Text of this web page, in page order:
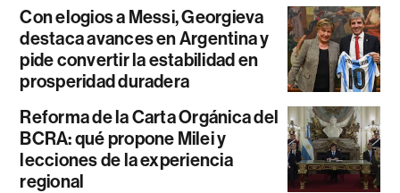
Con elogios a Messi, Georgieva
destaca avances en Argentina y
pide convertir la estabilidad en
prosperidad duradera
Reforma de la Carta Orgánica del
BCRA: qué propone Milei y
lecciones de la experiencia
regional